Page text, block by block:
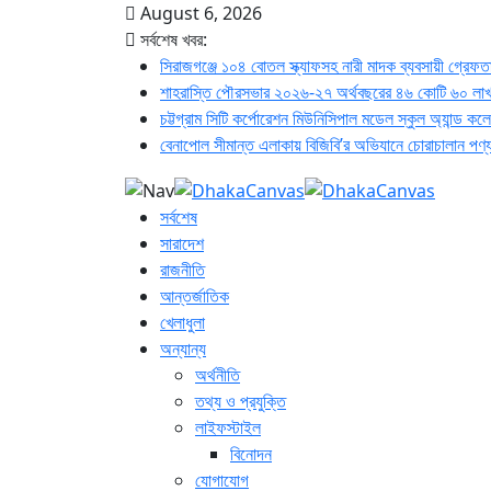
August 6, 2026
সর্বশেষ খবর:
সিরাজগঞ্জে ১০৪ বোতল স্ক্যাফসহ নারী মাদক ব্যবসায়ী
শাহরাস্তি পৌরসভার ২০২৬-২৭ অর্থবছরের ৪৬ কোটি ৬০
চট্টগ্রাম সিটি কর্পোরেশন মিউনিসিপাল মডেল স্কুল অ্যান্ড
বেনাপোল সীমান্ত এলাকায় বিজিবি’র অভিযানে চোরাচালান
সর্বশেষ
সারাদেশ
রাজনীতি
আন্তর্জাতিক
খেলাধুলা
অন্যান্য
অর্থনীতি
তথ্য ও প্রযুক্তি
লাইফস্টাইল
বিনোদন
যোগাযোগ